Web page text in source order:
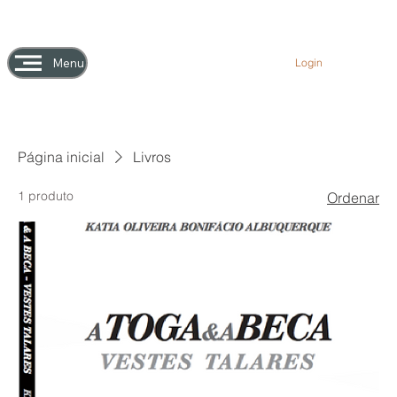
Menu Login
Página inicial Livros
1 produto Ordenar